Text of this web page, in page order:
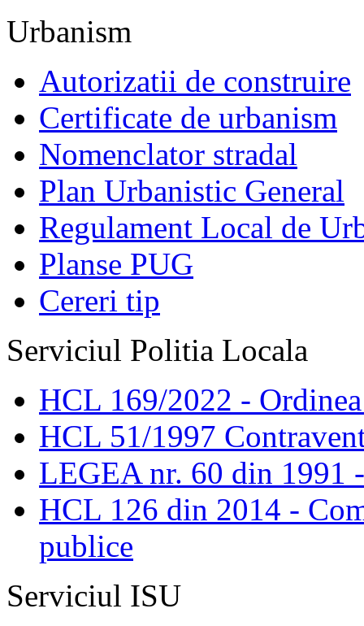
Urbanism
Autorizatii de construire
Certificate de urbanism
Nomenclator stradal
Plan Urbanistic General
Regulament Local de
Planse PUG
Cereri tip
Serviciul Politia Locala
HCL 169/2022 -
HCL 51/1997
LEGEA nr. 60 din 1991
HCL 126 din 2014 -
publice
Serviciul ISU